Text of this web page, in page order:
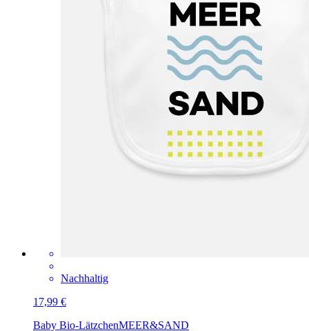
Nachhaltig
17,99 €
Baby Bio-LätzchenMEER&SAND